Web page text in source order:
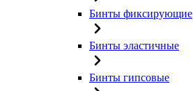
Бинты фиксирующие
Бинты эластичные
Бинты гипсовые